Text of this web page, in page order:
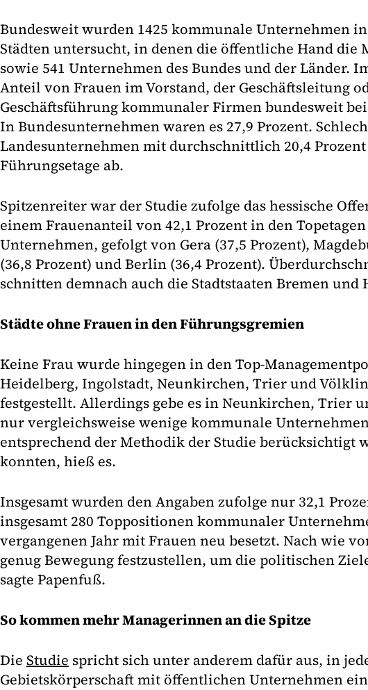
Bundesweit wurden 1425 kommunale Unternehmen
Städten untersucht, in denen die öffentliche Hand die
sowie 541 Unternehmen des Bundes und der Länder.
Anteil von Frauen im Vorstand, der Geschäftsleitung
Geschäftsführung kommunaler Firmen bundesweit bei
In Bundesunternehmen waren es 27,9 Prozent.
Landesunternehmen mit durchschnittlich 20,4
Führungsetage ab.
Spitzenreiter war der Studie zufolge das hessische
einem Frauenanteil von 42,1 Prozent in den
Unternehmen, gefolgt von Gera (37,5 Prozent),
(36,8 Prozent) und Berlin (36,4 Prozent).
schnitten demnach auch die Stadtstaaten Bremen und
Städte ohne Frauen in den Führungsgremien
Keine Frau wurde hingegen in den Top-
Heidelberg, Ingolstadt, Neunkirchen, Trier und
festgestellt. Allerdings gebe es in Neunkirchen, Trier
nur vergleichsweise wenige kommunale
entsprechend der Methodik der Studie berücksichtigt
konnten, hieß es.
Insgesamt wurden den Angaben zufolge nur 32,1
insgesamt 280 Toppositionen kommunaler
vergangenen Jahr mit Frauen neu besetzt. Nach wie
genug Bewegung festzustellen, um die politischen
sagte Papenfuß.
So kommen mehr Managerinnen an die Spitze
Die Studie spricht sich unter anderem dafür aus, in
Gebietskörperschaft mit öffentlichen Unternehmen